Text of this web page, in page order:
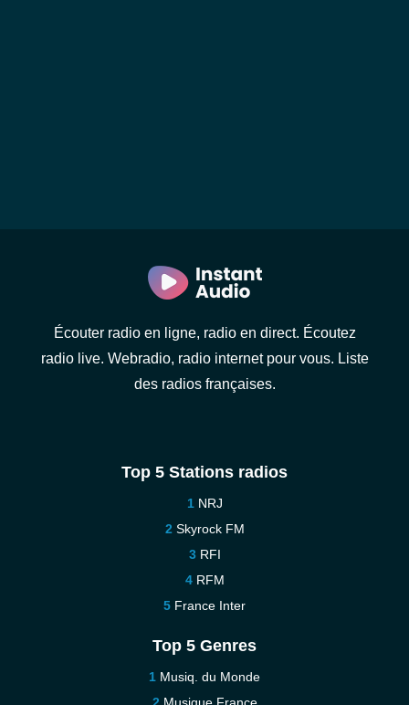
Écouter radio en ligne, radio en direct. Écoutez
radio live. Webradio, radio internet pour vous. Liste
des radios françaises.
Top 5 Stations radios
NRJ
Skyrock FM
RFI
RFM
France Inter
Top 5 Genres
Musiq. du Monde